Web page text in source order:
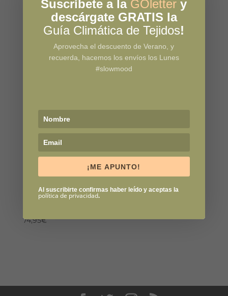
74,95€
Suscríbete a la GOletter y
descárgate GRATIS la
Guía Climática de Tejidos!
Aprovecha el descuento de Verano, y
recuerda, hacemos los envíos los Lunes
#slowmood
¡ME APUNTO!
Al suscribirte confirmas haber leído y aceptas la
política de privacidad.